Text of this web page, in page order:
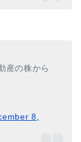
産の株から
8,